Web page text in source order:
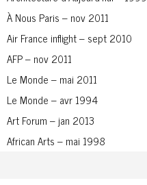
À Nous Paris – nov 2011
Air France inflight – sept 2010
AFP – nov 2011
Le Monde – mai 2011
Le Monde – avr 1994
Art Forum – jan 2013
African Arts – mai 1998